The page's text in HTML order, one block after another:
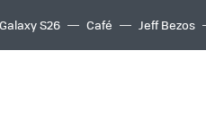
S26 Café Jeff Bezos